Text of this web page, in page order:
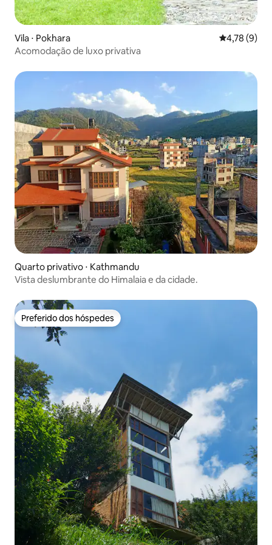
Vila ⋅ Pokhara 4,78 de
4,78 (9)
Acomodação de luxo privativa
Quarto privativo ⋅ Kathmandu
Vista deslumbrante do Himalaia e da cidade.
Preferido dos hóspedes
Preferido dos hóspedes